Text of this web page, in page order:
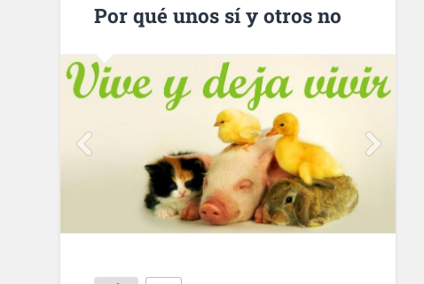
Por qué unos sí y otros no